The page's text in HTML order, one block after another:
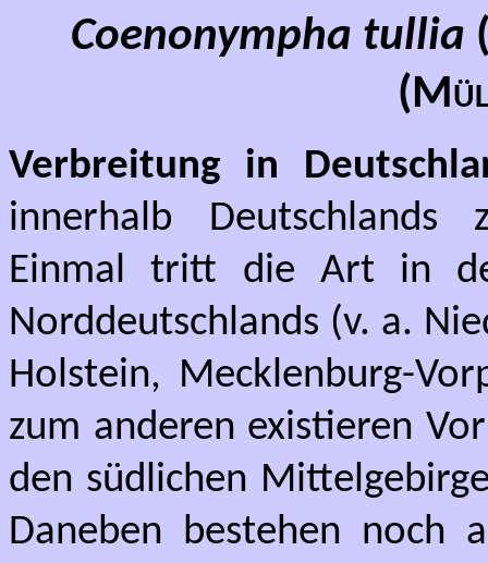
Coenonympha tullia
(
Verbreitung in
innerhalb Deutschlands
Einmal tritt die Art in
Norddeutschlands (v. a.
Holstein, Mecklenburg-
zum anderen existieren
den südlichen
Daneben bestehen noch